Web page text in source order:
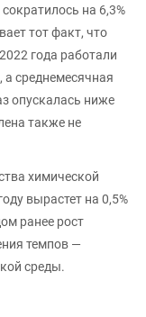
на 6,3%
тот факт, что
года работали
а среднемесячная
опускалась ниже
также не
химической
вырастет на 0,5%
ранее рост
темпов —
среды.